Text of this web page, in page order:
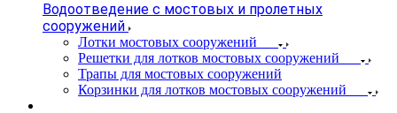
Водоотведение с мостовых и пролетных
сооружений
Лотки мостовых сооружений
Решетки для лотков мостовых сооружений
Трапы для мостовых сооружений
Корзинки для лотков мостовых сооружений